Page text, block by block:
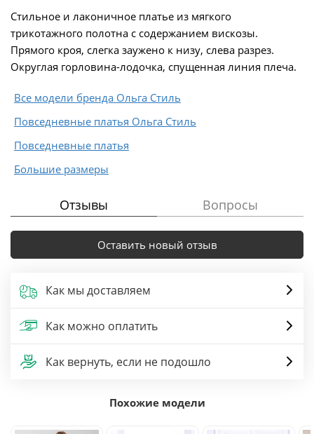
Стильное и лаконичное платье из мягкого
трикотажного полотна с содержанием вискозы.
Прямого кроя, слегка заужено к низу, слева разрез.
Округлая горловина-лодочка, спущенная линия плеча.
Все модели бренда Ольга Стиль
Повседневные платья Ольга Стиль
Повседневные платья
Большие размеры
Отзывы Вопросы
Оставить новый отзыв
Как мы доставляем
Как можно оплатить
Как вернуть, если не подошло
Похожие модели